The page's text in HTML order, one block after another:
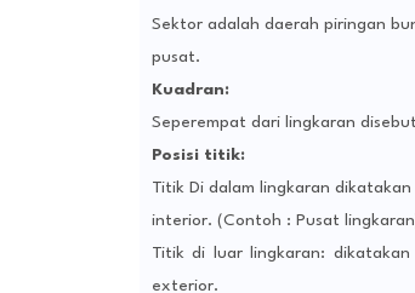
Sektor adalah daerah piringan
pusat.
Kuadran:
Seperempat dari lingkaran
Posisi titik:
Titik Di dalam lingkaran
interior. (Contoh : Pusat
Titik di luar lingkaran:
exterior.